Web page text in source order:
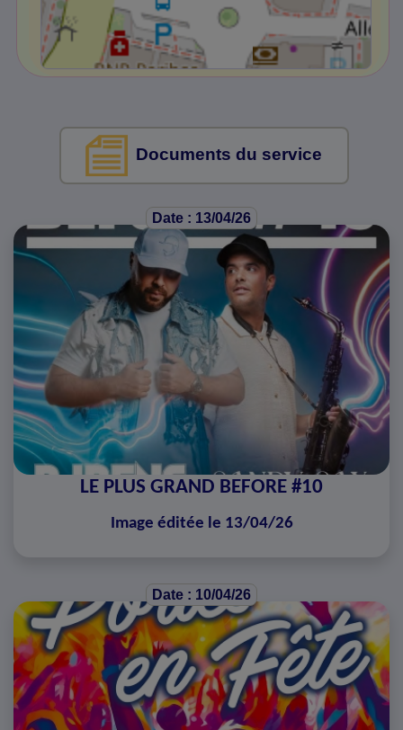
Documents du service
Date : 13/04/26
LE PLUS GRAND BEFORE #10
Image éditée le 13/04/26
Date : 10/04/26